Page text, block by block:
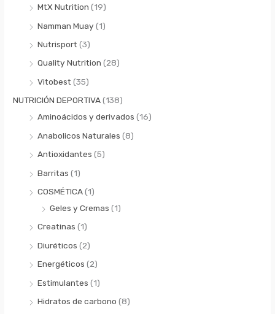
MtX Nutrition (19)
Namman Muay (1)
Nutrisport (3)
Quality Nutrition (28)
Vitobest (35)
NUTRICIÓN DEPORTIVA(138)
Aminoácidos y derivados (16)
Anabolicos Naturales (8)
Antioxidantes (5)
Barritas (1)
COSMÉTICA(1)
Geles y Cremas (1)
Creatinas (1)
Diuréticos (2)
Energéticos (2)
Estimulantes (1)
Hidratos de carbono (8)